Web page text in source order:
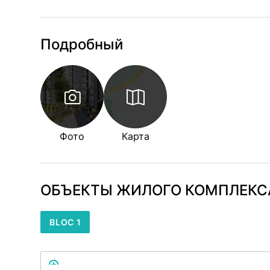
Подробный
Фото Карта
ОБЪЕКТЫ ЖИЛОГО
BLOC 1